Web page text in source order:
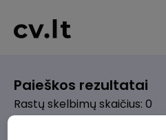
Paieškos rezultatai
Rastų skelbimų skaičius: 0